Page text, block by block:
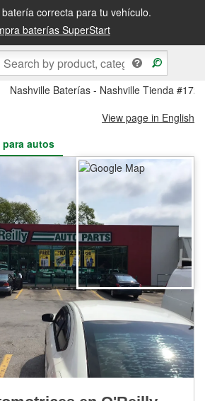
correcta para tu vehículo.
baterías SuperStart
al día siguiente o recógela en la tienda
Nashville Baterías - Nashville Tienda #1720
View page in English
para autos